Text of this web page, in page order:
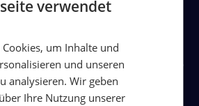
verwendet
um Inhalte und
und unseren
analysieren. Wir geben
Ihre Nutzung unserer